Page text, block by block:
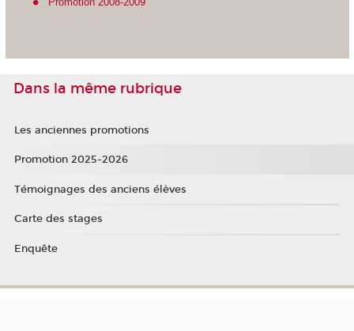
Dans la même rubrique
Les anciennes promotions
Promotion 2025-2026
Témoignages des anciens élèves
Carte des stages
Enquête